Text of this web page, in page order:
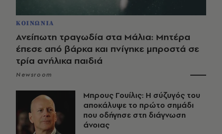
ΚΟΙΝΩΝΙΑ
Ανείπωτη τραγωδία στα Μάλια: Μητέρα
έπεσε από βάρκα και πνίγηκε μπροστά σε
τρία ανήλικα παιδιά
Newsroom
Μπρους Γουίλις: Η σύζυγός του
αποκάλυψε το πρώτο σημάδι
που οδήγησε στη διάγνωση
άνοιας